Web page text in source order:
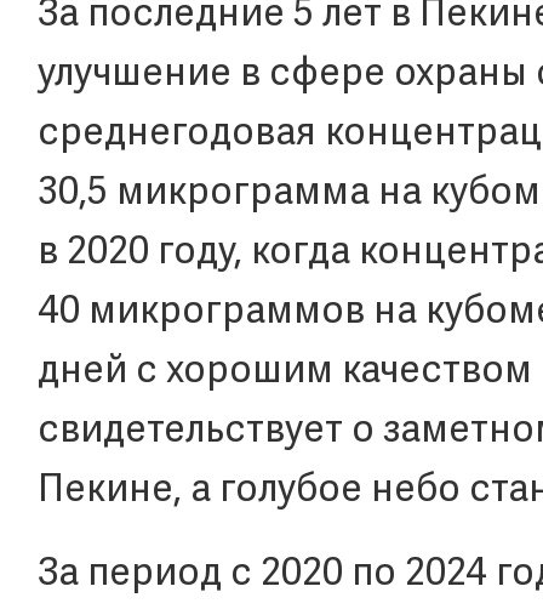
За последние 5 лет в
улучшение в сфере
среднегодовая
30,5 микрограмма на
в 2020 году, когда
40 микрограммов на
дней с хорошим качеством
свидетельствует о
Пекине, а голубое небо
За период с 2020 по 2024